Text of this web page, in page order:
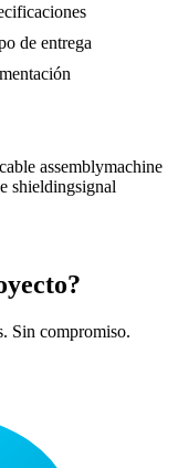
de entrega
assemblymachine
shieldingsignal
Sin compromiso.